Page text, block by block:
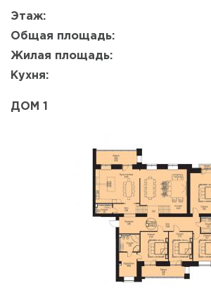
Этаж:
Общая площадь:
Жилая площадь:
Кухня:
ДОМ 1
Да, удалить Отмена